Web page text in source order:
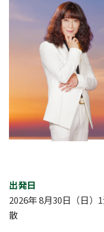
出発日
2026年 8月30日（日
散